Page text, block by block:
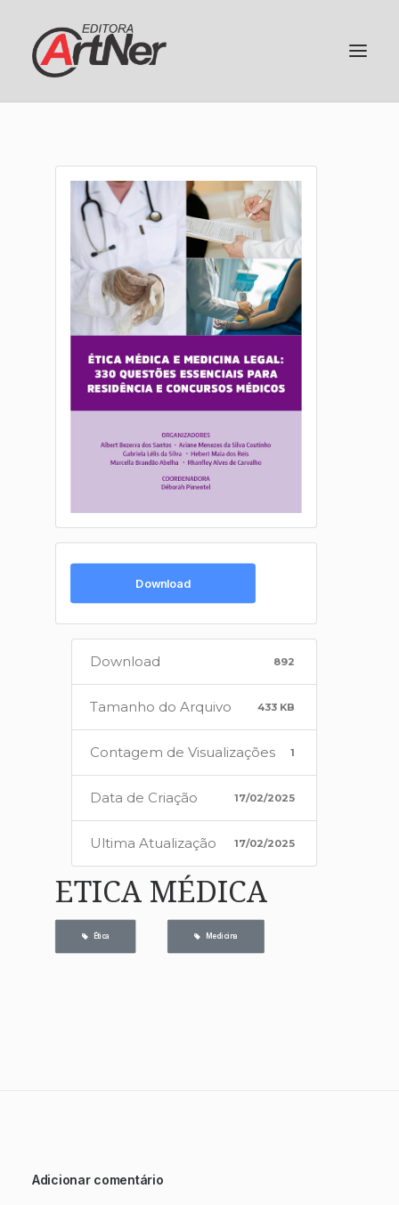
Download
Download 892
Tamanho do Arquivo 433 KB
Contagem de Visualizações 1
Data de Criação 17/02/2025
Ultima Atualização 17/02/2025
ETICA MÉDICA
Ética Medicina
Adicionar comentário